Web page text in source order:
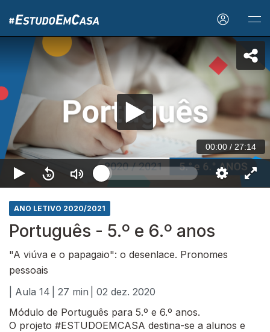
00:00 / 27:14
ANO LETIVO 2020/2021
Português - 5.º e 6.º anos
"A viúva e o papagaio": o desenlace. Pronomes
pessoais
| Aula 14
| 27 min
| 02 dez. 2020
Módulo de Português para 5.º e 6.º anos.
O projeto #ESTUDOEMCASA destina-se a alunos e